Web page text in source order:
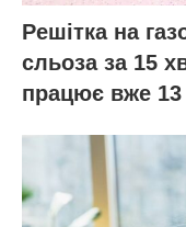
Решітка на
сльоза за 15
працює вже 13